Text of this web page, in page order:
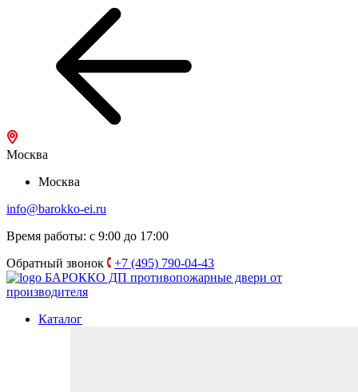
Москва
Москва
info@barokko-ei.ru
Время работы: с 9:00 до 17:00
Обратный звонок
+7 (495) 790-04-43
БАРОККО ДП противопожарные двери от
производителя
Каталог